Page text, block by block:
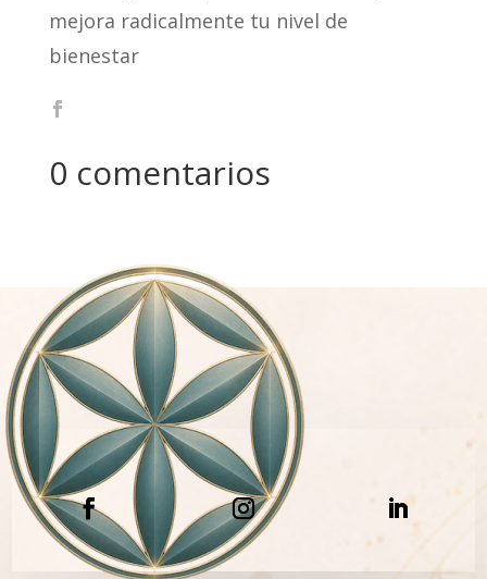
mejora radicalmente tu nivel de
bienestar
0 comentarios